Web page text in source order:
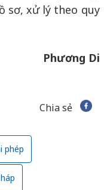
sơ, xử lý theo quy
Phương Di
Chia sẻ
phép